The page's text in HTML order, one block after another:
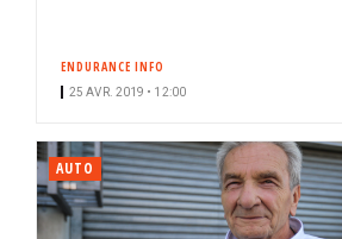
ENDURANCE INFO
25 AVR. 2019 • 12:00
AUTO